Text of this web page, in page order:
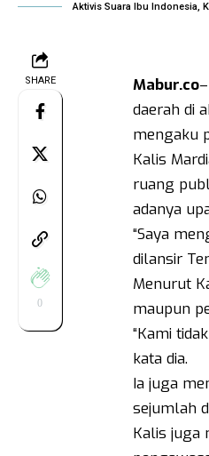
Aktivis Suara Ibu Indonesia,
SHARE
0
Mabur.co
daerah di
mengaku
Kalis
ruang
adanya
“Saya
dilansir
Menurut
maupun
“Kami
kata dia.
Ia juga
sejumlah
Kalis juga